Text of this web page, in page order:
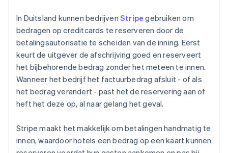
In Duitsland kunnen bedrijven Stripe gebruiken om
bedragen op creditcards te reserveren door de
betalingsautorisatie te scheiden van de inning. Eerst
keurt de uitgever de afschrijving goed en reserveert
het bijbehorende bedrag zonder het meteen te innen.
Wanneer het bedrijf het factuurbedrag afsluit - of als
het bedrag verandert - past het de reservering aan of
heft het deze op, al naar gelang het geval.
Stripe maakt het makkelijk om betalingen handmatig te
innen, waardoor hotels een bedrag op een kaart kunnen